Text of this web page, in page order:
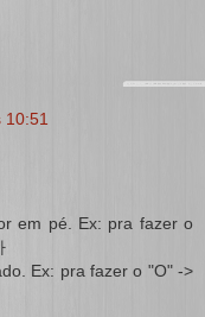
em pé. Ex: pra fazer o
Ex: pra fazer o "O" ->